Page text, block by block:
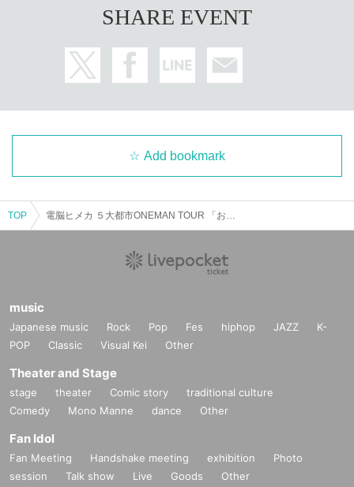
SHARE EVENT
Add bookmark
TOP
music
Japanese music Rock Pop Fes hiphop JAZZ
K-
POP
Classic Visual Kei Other
Theater and Stage
stage theater Comic story
traditional culture
Comedy
Mono Manne dance Other
Fan Idol
Fan Meeting Handshake meeting exhibition
Photo
session
Talk show Live Goods Other